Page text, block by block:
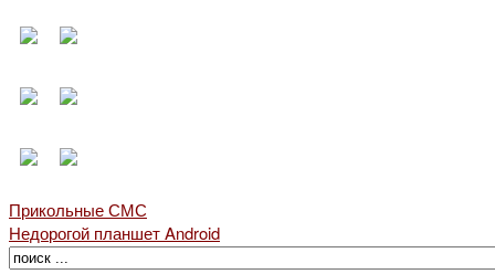
Прикольные СМС
Недорогой планшет Android